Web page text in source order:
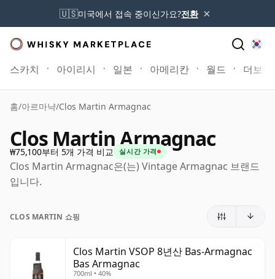
🇺🇸미국에서 접속 중이신가요?전환 ×
스카치 아이리시 일본 아메리칸 월드 더보기
홈/아르마냑/Clos Martin Armagnac
Clos Martin Armagnac
₩75,100부터 5개 가격 비교 실시간 가격
Clos Martin Armagnac은(는) Vintage Armagnac 브랜드
입니다.
CLOS MARTIN 쇼핑
Clos Martin VSOP 8년산 Bas-Armagnac
Bas Armagnac
700ml • 40%